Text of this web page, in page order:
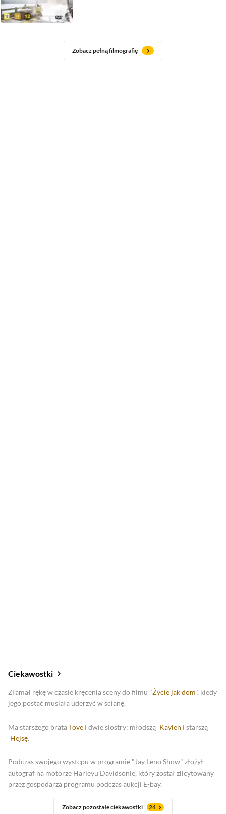
Zobacz pełną filmografię
Ciekawostki
Złamał rękę w czasie kręcenia sceny do filmu "Życie jak dom", kiedy
jego postać musiała uderzyć w ścianę.
Ma starszego brataTove i dwie siostry: młodszą Kaylen i starszą
Hejsę.
Podczas swojego występu w programie "Jay Leno Show" złożył
autograf na motorze Harleyu Davidsonie, który został zlicytowany
przez gospodarza programu podczas aukcji E-bay.
Zobacz pozostałe ciekawostki 24